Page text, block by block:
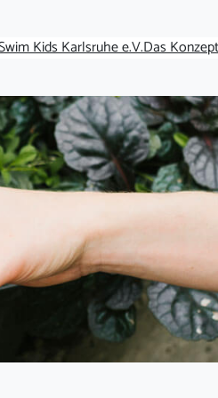
Kids Karlsruhe e.V.Das Konzept